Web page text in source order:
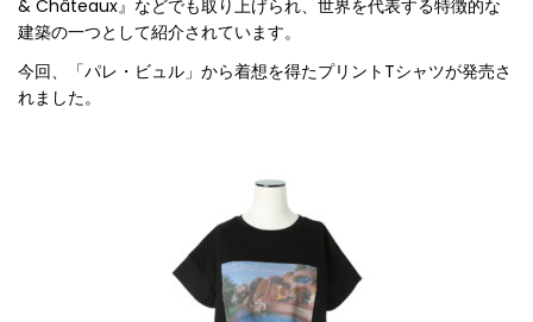
& Châteaux』などでも取り上げられ、世界を代表する特徴的な
建築の一つとして紹介されています。
今回、「パレ・ビュル」から着想を得たプリントTシャツが発売さ
れました。